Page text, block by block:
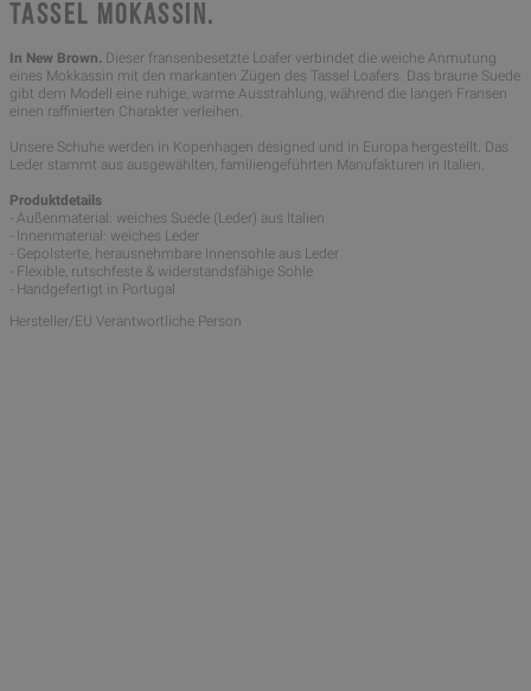
TASSEL MOKASSIN.
In New Brown. Dieser fransenbesetzte Loafer verbindet die weiche Anmutung
eines Mokkassin mit den markanten Zügen des Tassel Loafers. Das braune Suede
gibt dem Modell eine ruhige, warme Ausstrahlung, während die langen Fransen
einen raffinierten Charakter verleihen.
Unsere Schuhe werden in Kopenhagen designed und in Europa hergestellt. Das
Leder stammt aus ausgewählten, familiengeführten Manufakturen in Italien.
Produktdetails
- Außenmaterial: weiches Suede (Leder) aus Italien
- Innenmaterial: weiches Leder
- Gepolsterte, herausnehmbare Innensohle aus Leder
- Flexible, rutschfeste & widerstandsfähige Sohle
- Handgefertigt in Portugal
Hersteller/EU Verantwortliche Person